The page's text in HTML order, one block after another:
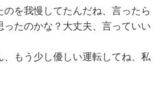
のを我慢してたんだね、言ったら
ったのかな？大丈夫、言っていい
、もう少し優しい運転してね、私